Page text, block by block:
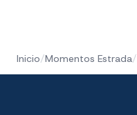
Inicio/Momentos Estrada/